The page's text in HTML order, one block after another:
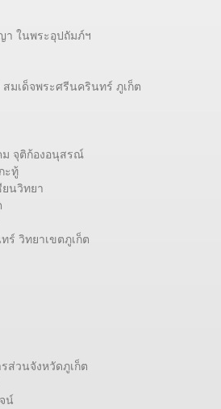
า ในพระอุปถัมภ์ฯ
สมเด็จพระศรีนครินทร์ ภูเก็ต
ม จุติก้องอนุสรณ์
ะทู้
ยนวิทยา
ร์ วิทยาเขตภูเก็ต
ส่วนจังหวัดภูเก็ต
น์